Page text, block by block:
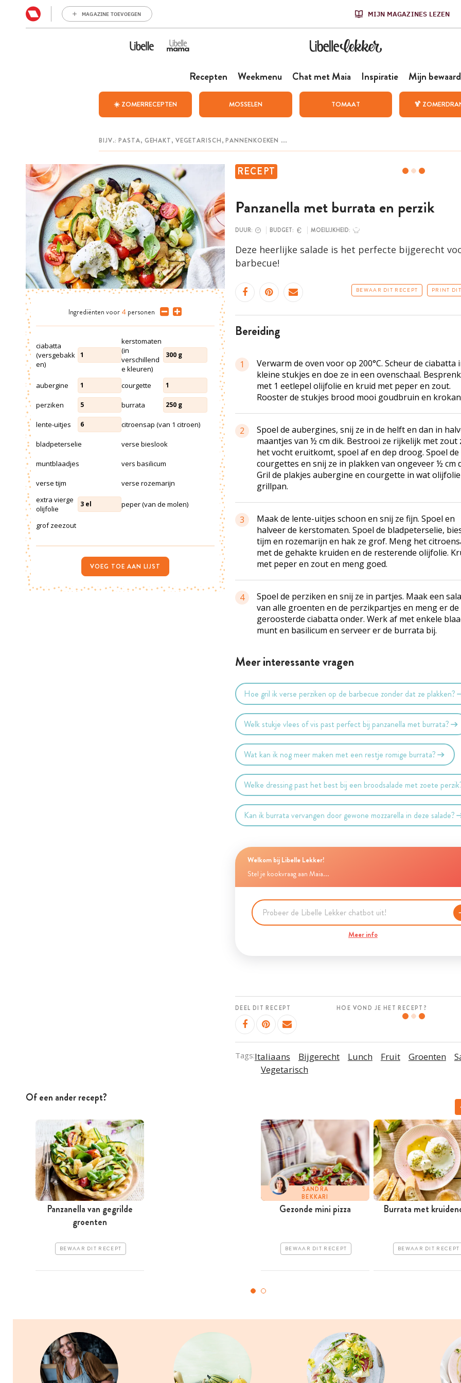
MAGAZINE TOEVOEGEN MIJN MAGAZINES LEZEN
Recepten Weekmenu Chat met Maia Inspiratie Mijn
☀️ ZOMERRECEPTEN MOSSELEN TOMAAT 🍹
RECEPT
Panzanella met burrata en perzik
DUUR: BUDGET: MOEILIJKHEID:
Deze heerlijke salade is het perfecte bijgerecht
barbecue!
BEWAAR DIT RECEPT PRINT
bereiding
1
Verwarm de oven voor op 200°C. Scheur de ciabatta
kleine stukjes en doe ze in een ovenschaal.
met 1 eetlepel olijfolie en kruid met peper en zout.
Rooster de stukjes brood mooi goudbruin en
2
Spoel de aubergines, snij ze in de helft en dan in
maantjes van ½ cm dik. Bestrooi ze rijkelijk met zout
het vocht eruitkomt, spoel af en dep droog. Spoel de
courgettes en snij ze in plakken van ongeveer ½ cm
Gril de plakjes aubergine en courgette in wat
grillpan.
3
Maak de lente-uitjes schoon en snij ze fijn. Spoel en
halveer de kerstomaten. Spoel de bladpeterselie,
tijm en rozemarijn en hak ze grof. Meng het
met de gehakte kruiden en de resterende olijfolie.
met peper en zout en meng goed.
4
Spoel de perziken en snij ze in partjes. Maak een
van alle groenten en de perzikpartjes en meng er de
geroosterde ciabatta onder. Werk af met enkele
munt en basilicum en serveer er de burrata bij.
Meer interessante vragen
Hoe gril ik verse perziken op de barbecue zonder dat ze plakken?
Welk stukje vlees of vis past perfect bij panzanella met burrata?
Wat kan ik nog meer maken met een restje romige burrata?
Welke dressing past het best bij een broodsalade met zoete
Kan ik burrata vervangen door gewone mozzarella in deze salade?
Welkom bij Libelle Lekker!
Stel je kookvraag aan Maia...
Meer info
DEEL DIT RECEPT HOE VOND JE HET RECEPT?
Tags:Italiaans Bijgerecht Lunch Fruit Groenten
Vegetarisch
Ingrediënten voor 4 personen
ciabatta
(versgebakk
en)
1
kerstomaten
(in
verschillend
e kleuren)
300 g
aubergine 1 courgette 1
perziken 5 burrata 250 g
lente-uitjes 6 citroensap (van 1 citroen)
bladpeterselie verse bieslook
muntblaadjes vers basilicum
verse tijm
verse rozemarijn
extra vierge
olijfolie
3 el peper (van de molen)
grof zeezout
VOEG TOE AAN LIJST
Of een ander recept?
Panzanella van gegrilde
groenten
BEWAAR DIT RECEPT
SANDRA
BEKKARI
Gezonde mini pizza
BEWAAR DIT RECEPT
Burrata met
BEWAAR DIT RECEPT